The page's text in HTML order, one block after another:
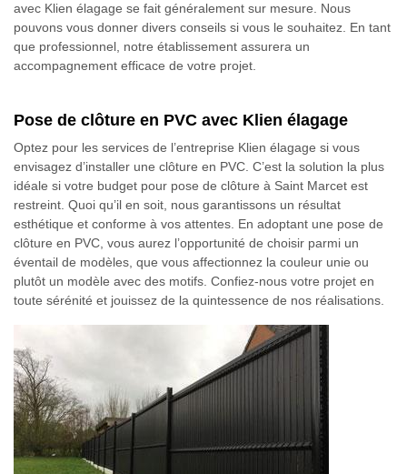
avec Klien élagage se fait généralement sur mesure. Nous
pouvons vous donner divers conseils si vous le souhaitez. En tant
que professionnel, notre établissement assurera un
accompagnement efficace de votre projet.
Pose de clôture en PVC avec Klien élagage
Optez pour les services de l’entreprise Klien élagage si vous
envisagez d’installer une clôture en PVC. C’est la solution la plus
idéale si votre budget pour pose de clôture à Saint Marcet est
restreint. Quoi qu’il en soit, nous garantissons un résultat
esthétique et conforme à vos attentes. En adoptant une pose de
clôture en PVC, vous aurez l’opportunité de choisir parmi un
éventail de modèles, que vous affectionnez la couleur unie ou
plutôt un modèle avec des motifs. Confiez-nous votre projet en
toute sérénité et jouissez de la quintessence de nos réalisations.